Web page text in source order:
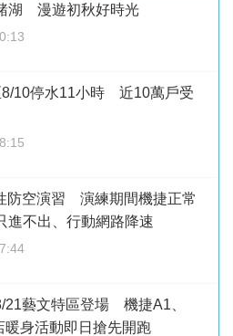
湖 漫遊初秋好時光
8/10停水11小時 近10萬戶受
防空演習 演練期間機捷正常
進不出、行動網路降速
21藝文特區登場 機捷A1、
暖身活動即日搶先開跑